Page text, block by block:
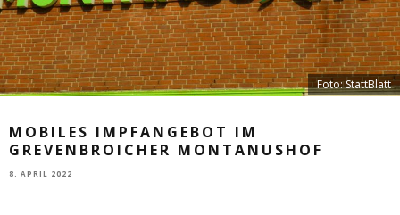
Foto: StattBlatt
MOBILES IMPFANGEBOT IM
GREVENBROICHER MONTANUSHOF
8. APRIL 2022